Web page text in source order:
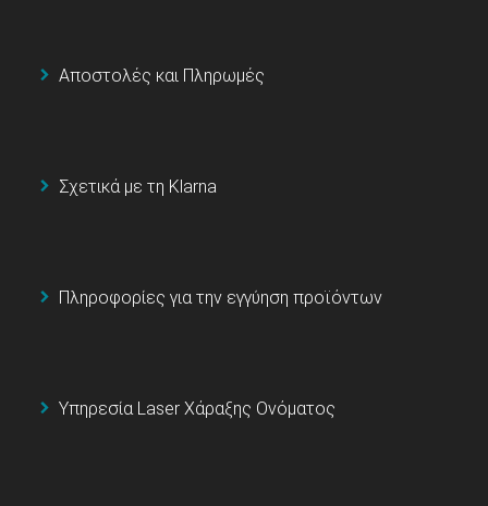
Αποστολές και Πληρωμές
Σχετικά με τη Klarna
Πληροφορίες για την εγγύηση προϊόντων
Υπηρεσία Laser Χάραξης Ονόματος